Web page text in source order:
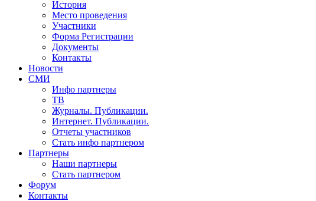
История
Место проведения
Участники
Форма Регистрации
Документы
Контакты
Новости
СМИ
Инфо партнеры
ТВ
Журналы. Публикации.
Интернет. Публикации.
Отчеты участников
Стать инфо партнером
Партнеры
Наши партнеры
Стать партнером
Форум
Контакты